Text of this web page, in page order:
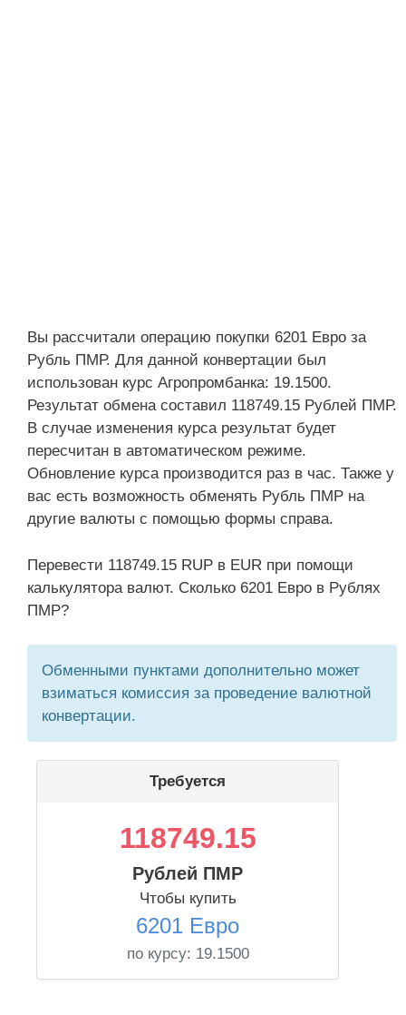
Вы рассчитали операцию покупки 6201 Евро за
Рубль ПМР. Для данной конвертации был
использован курс Агропромбанка: 19.1500.
Результат обмена составил 118749.15 Рублей ПМР.
В случае изменения курса результат будет
пересчитан в автоматическом режиме.
Обновление курса производится раз в час. Также у
вас есть возможность обменять Рубль ПМР на
другие валюты с помощью формы справа.
Перевести 118749.15 RUP в EUR при помощи
калькулятора валют. Сколько 6201 Евро в Рублях
ПМР?
Обменными пунктами дополнительно может
взиматься комиссия за проведение валютной
конвертации.
Требуется
118749.15
Рублей ПМР
Чтобы купить
6201 Евро
по курсу: 19.1500